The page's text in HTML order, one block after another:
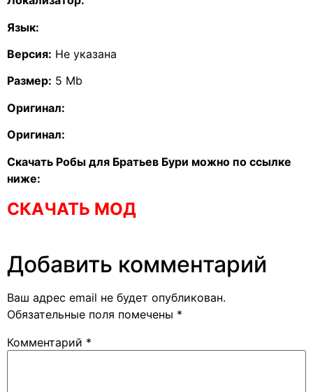
Язык:
Версия: Не указана
Размер: 5 Mb
Оригинал:
Оригинал:
Скачать Робы для Братьев Бури можно по ссылке
ниже:
СКАЧАТЬ МОД
Добавить комментарий
Ваш адрес email не будет опубликован.
Обязательные поля помечены *
Комментарий *